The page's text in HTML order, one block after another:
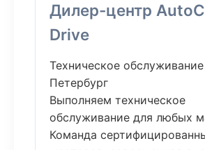
Дилер-центр
Drive
Техническое
Петербург
Выполняем техническое
обслуживание для любых
Команда